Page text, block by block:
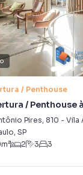
/ Penthouse
/ Penthouse
Pires, 810 - Vila
, SP
m² 2 3 3